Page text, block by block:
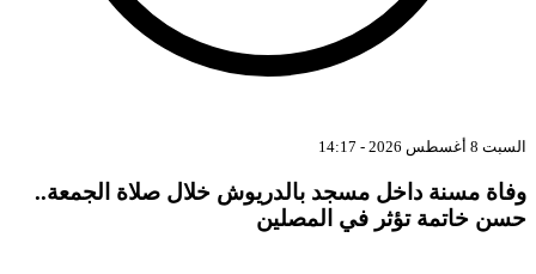
8 أغسطس 2026 - 14:17
مسنة داخل مسجد بالدريوش خلال صلاة الجمعة..
خاتمة تؤثر في المصلين